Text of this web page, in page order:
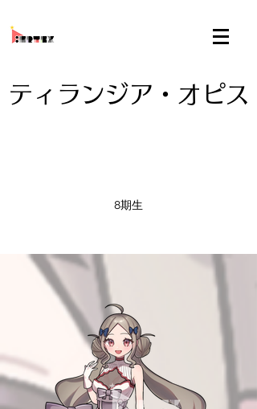
ティランジア・オピス
8期生